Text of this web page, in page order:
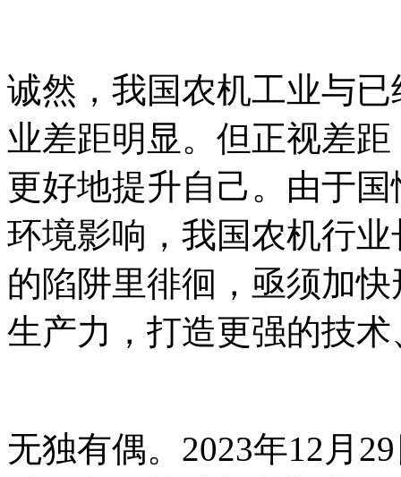
诚然，我国农机工业与
业差距明显。但正视差
更好地提升自己。由于
环境影响，我国农机行
的陷阱里徘徊，亟须加
生产力，打造更强的技
无独有偶。2023年12月